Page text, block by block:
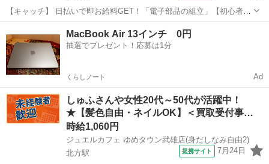
【キャッチ】 日払いで即お給料GET！「電子部品の組立」【初心者カ
ンゲイ♪】モノ足りない方に・残業20H未満♪落ち着く少人数の職場！
高時給1250円！ 【コメント】 製造のお仕事をお探しの方必見！ 「経
験ないけど大丈夫か...
MacBook Air 13インチ 0円
抽選でプレゼント！応募は1分
くらしノート Ad
しゅふさんや女性20代～50代が活躍中！
★【髪色自由・ネイルOK】＜買取受付事…
時給1,060円
ジュエルカフェ ゆめタウン武雄店(身だしなみ自由2)
北方駅
提携サイト 7月24日